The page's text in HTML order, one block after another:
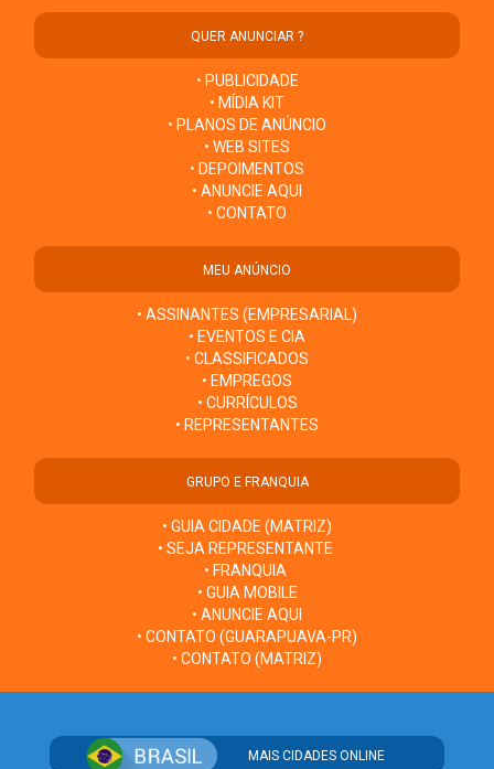
QUER ANUNCIAR ?
• PUBLICIDADE
• MÍDIA KIT
• PLANOS DE ANÚNCIO
• WEB SITES
• DEPOIMENTOS
• ANUNCIE AQUI
• CONTATO
MEU ANÚNCIO
• ASSINANTES (EMPRESARIAL)
• EVENTOS E CIA
• CLASSIFICADOS
• EMPREGOS
• CURRÍCULOS
• REPRESENTANTES
GRUPO E FRANQUIA
• GUIA CIDADE (MATRIZ)
• SEJA REPRESENTANTE
• FRANQUIA
• GUIA MOBILE
• ANUNCIE AQUI
• CONTATO (GUARAPUAVA-PR)
• CONTATO (MATRIZ)
MAIS CIDADES ONLINE